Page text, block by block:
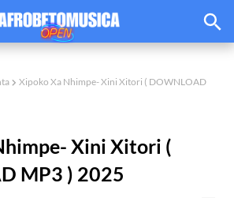
Xipoko Xa Nhimpe- Xini Xitori ( DOWNLOAD
Xini Xitori (
MP3 ) 2025